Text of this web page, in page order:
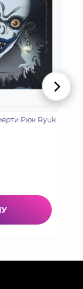
Рюк Ryuk